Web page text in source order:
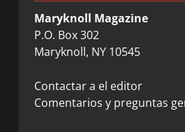
Maryknoll Magazine
P.O. Box 302
Maryknoll, NY 10545
Contactar a el editor
Comentarios y preguntas